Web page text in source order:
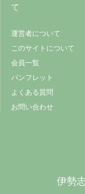
て
運営者について
このサイトについて
会員一覧
パンフレット
よくある質問
お問い合わせ
伊勢